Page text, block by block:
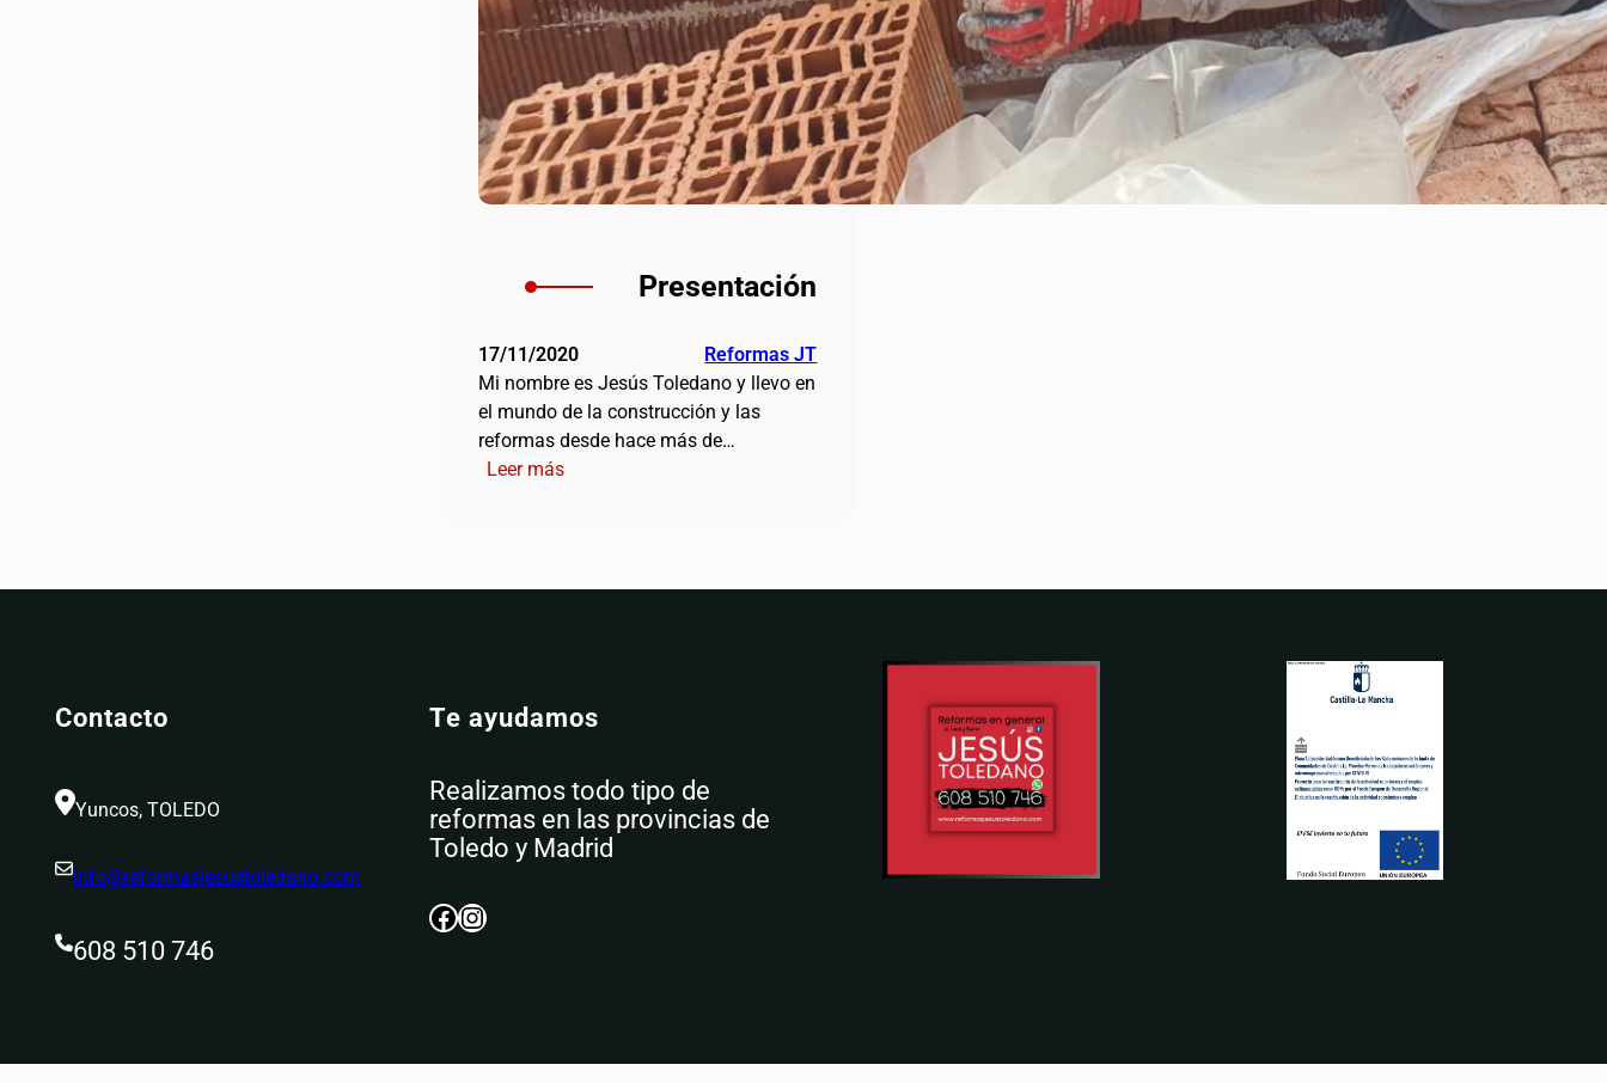
Presentación
17/11/2020
Reformas JT
Mi nombre es Jesús Toledano y llevo en
el mundo de la construcción y las
reformas desde hace más de…
Leer más:
Contacto
Yuncos, TOLEDO
info@reformasjesustoledano.com
608 510 746
Te ayudamos
Realizamos todo tipo de
reformas en las provincias de
Toledo y Madrid
Facebook Instagram